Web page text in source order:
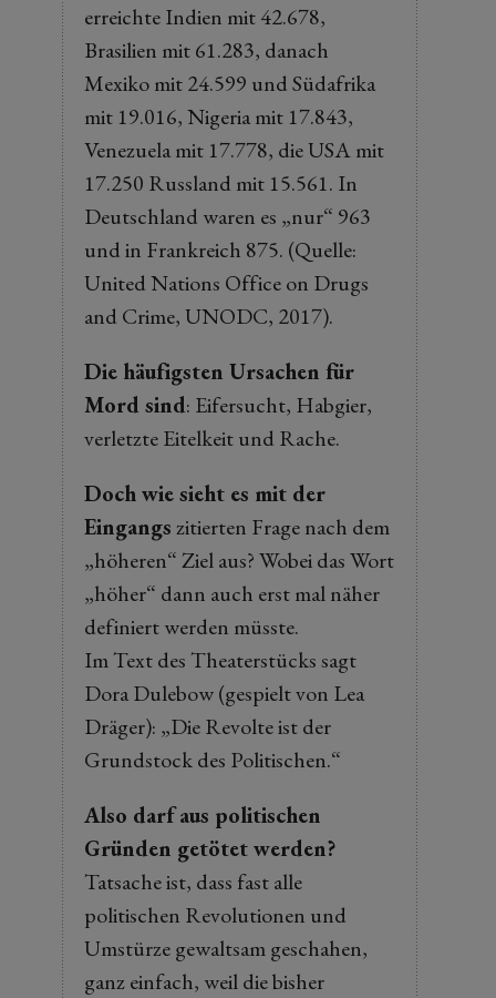
erreichte Indien mit 42.678,
Brasilien mit 61.283, danach
Mexiko mit 24.599 und Südafrika
mit 19.016, Nigeria mit 17.843,
Venezuela mit 17.778, die USA mit
17.250 Russland mit 15.561. In
Deutschland waren es „nur“ 963
und in Frankreich 875. (Quelle:
United Nations Office on Drugs
and Crime, UNODC, 2017).
Die häufigsten Ursachen für
Mord sind: Eifersucht, Habgier,
verletzte Eitelkeit und Rache.
Doch wie sieht es mit der
Eingangszitierten Frage nach dem
„höheren“ Ziel aus? Wobei das Wort
„höher“ dann auch erst mal näher
definiert werden müsste.
Im Text des Theaterstücks sagt
Dora Dulebow (gespielt von Lea
Dräger): „Die Revolte ist der
Grundstock des Politischen.“
Also darf aus politischen
Gründen getötet werden?
Tatsache ist, dass fast alle
politischen Revolutionen und
Umstürze gewaltsam geschahen,
ganz einfach, weil die bisher